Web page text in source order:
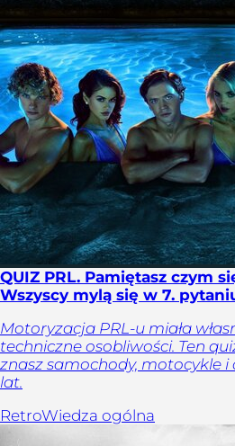
QUIZ PRL. Pamiętasz czym
Wszyscy mylą się w 7.
Motoryzacja PRL-u miała
techniczne osobliwości. Ten
znasz samochody, motocykle
lat.
RetroWiedza ogólna